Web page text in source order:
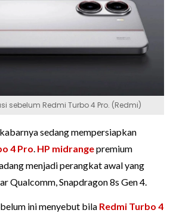
sebelum Redmi Turbo 4 Pro. (Redmi)
sedang mempersiapkan
4 Pro. HP midrangepremium
menjadi perangkat awal yang
Qualcomm, Snapdragon 8s Gen 4.
ini menyebut bila Redmi Turbo 4